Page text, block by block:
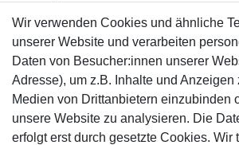
Sicher einkaufen
Mitglied
Wir verwenden Cookies und ähnliche
unserer Website und verarbeiten
Daten von Besucher:innen unserer
Adresse), um z.B. Inhalte und
Medien von Drittanbietern einzubinden
unsere Website zu analysieren. Die
erfolgt erst durch gesetzte Cookies. Wir